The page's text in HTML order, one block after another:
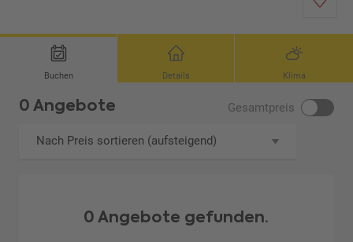
Buchen Details Klima
0 Angebote Gesamtpreis
Nach Preis sortieren (aufsteigend)
0 Angebote gefunden.